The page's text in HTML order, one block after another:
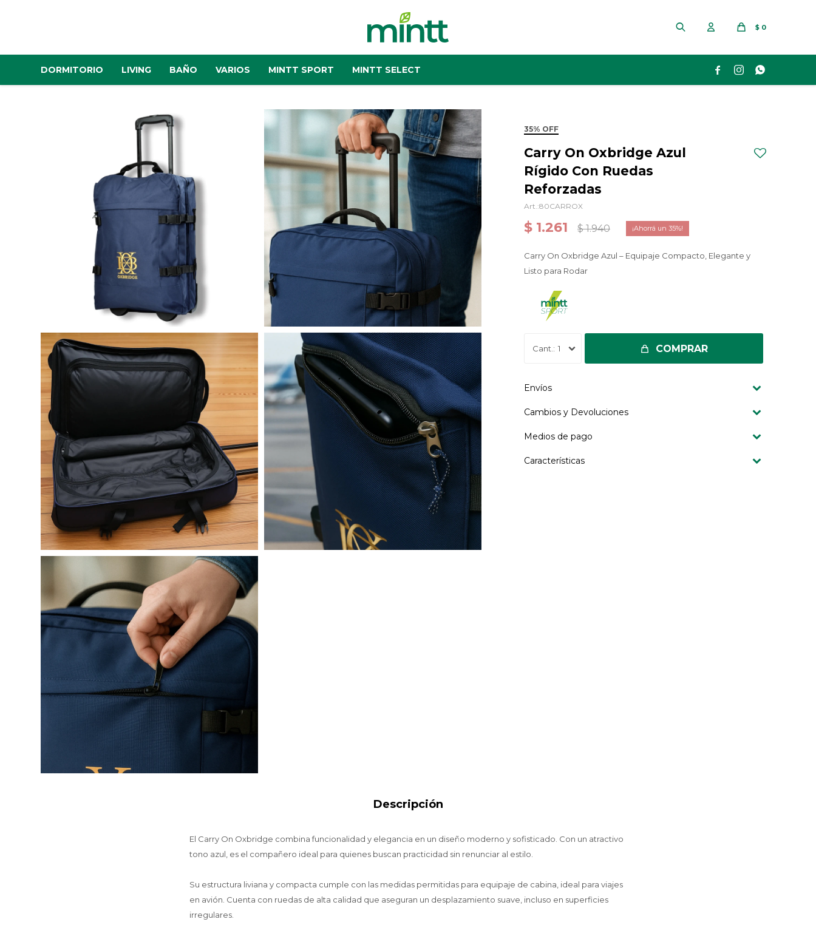
DORMITORIO LIVING BAÑO VARIOS MINTT SPORT MINTT SELECT
$ 0
  
35% OFF
Carry On Oxbridge Azul
Rígido Con Ruedas
Reforzadas
80CARROX
$ 1.261 $ 1.940 35
Carry On Oxbridge Azul – Equipaje Compacto, Elegante y
Listo para Rodar
1 COMPRAR
Envíos
Cambios y Devoluciones
Medios de pago
Características
Descripción
El Carry On Oxbridge combina funcionalidad y elegancia en un diseño moderno y sofisticado. Con un atractivo
tono azul, es el compañero ideal para quienes buscan practicidad sin renunciar al estilo.
Su estructura liviana y compacta cumple con las medidas permitidas para equipaje de cabina, ideal para viajes
en avión. Cuenta con ruedas de alta calidad que aseguran un desplazamiento suave, incluso en superficies
irregulares.